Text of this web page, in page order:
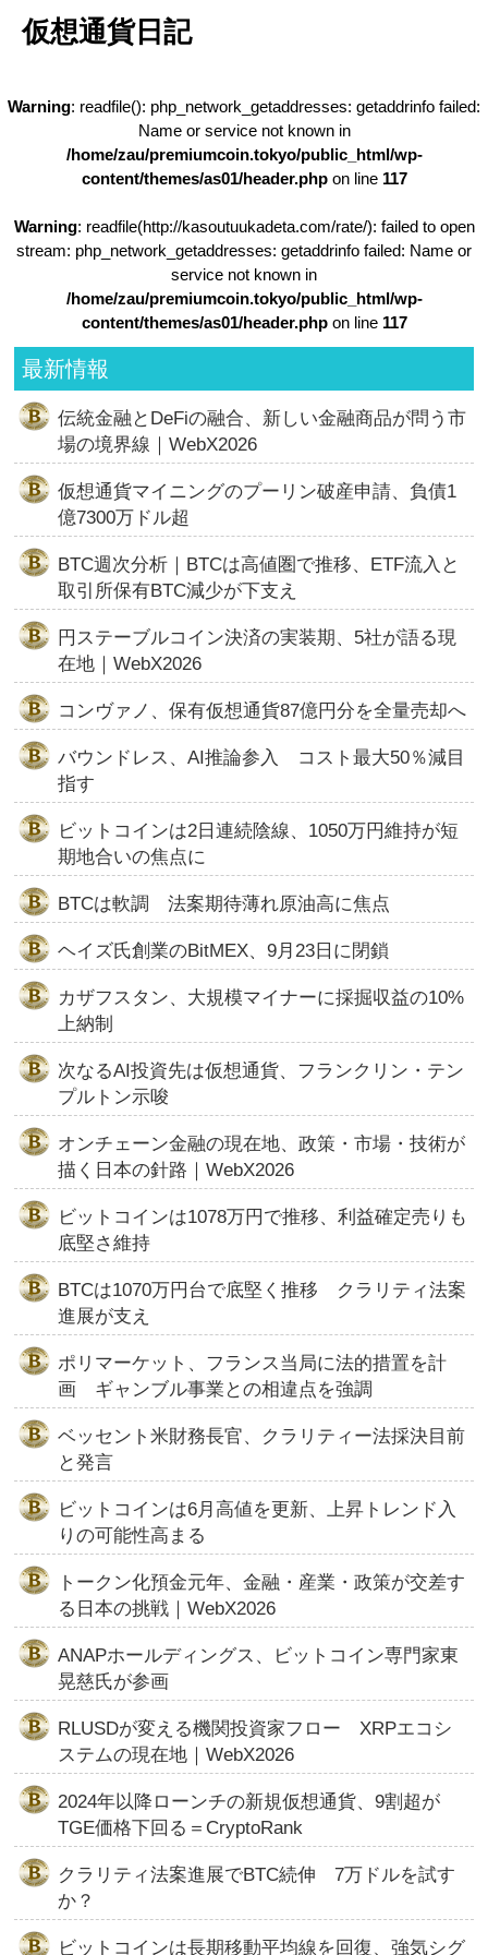
仮想通貨日記
Warning: readfile(): php_network_getaddresses: getaddrinfo failed:
Name or service not known in
/home/zau/premiumcoin.tokyo/public_html/wp-
content/themes/as01/header.phpon line 117
Warning: readfile(http://kasoutuukadeta.com/rate/): failed to open
stream: php_network_getaddresses: getaddrinfo failed: Name or
service not known in
/home/zau/premiumcoin.tokyo/public_html/wp-
content/themes/as01/header.phpon line 117
最新情報
伝統金融とDeFiの融合、新しい金融商品が問う市
場の境界線｜WebX2026
仮想通貨マイニングのプーリン破産申請、負債1
億7300万ドル超
BTC週次分析｜BTCは高値圏で推移、ETF流入と
取引所保有BTC減少が下支え
円ステーブルコイン決済の実装期、5社が語る現
在地｜WebX2026
コンヴァノ、保有仮想通貨87億円分を全量売却へ
バウンドレス、AI推論参入 コスト最大50％減目
指す
ビットコインは2日連続陰線、1050万円維持が短
期地合いの焦点に
BTCは軟調 法案期待薄れ原油高に焦点
ヘイズ氏創業のBitMEX、9月23日に閉鎖
カザフスタン、大規模マイナーに採掘収益の10%
上納制
次なるAI投資先は仮想通貨、フランクリン・テン
プルトン示唆
オンチェーン金融の現在地、政策・市場・技術が
描く日本の針路｜WebX2026
ビットコインは1078万円で推移、利益確定売りも
底堅さ維持
BTCは1070万円台で底堅く推移 クラリティ法案
進展が支え
ポリマーケット、フランス当局に法的措置を計
画 ギャンブル事業との相違点を強調
ベッセント米財務長官、クラリティー法採決目前
と発言
ビットコインは6月高値を更新、上昇トレンド入
りの可能性高まる
トークン化預金元年、金融・産業・政策が交差す
る日本の挑戦｜WebX2026
ANAPホールディングス、ビットコイン専門家東
晃慈氏が参画
RLUSDが変える機関投資家フロー XRPエコシ
ステムの現在地｜WebX2026
2024年以降ローンチの新規仮想通貨、9割超が
TGE価格下回る＝CryptoRank
クラリティ法案進展でBTC続伸 7万ドルを試す
か？
ビットコインは長期移動平均線を回復、強気シグ